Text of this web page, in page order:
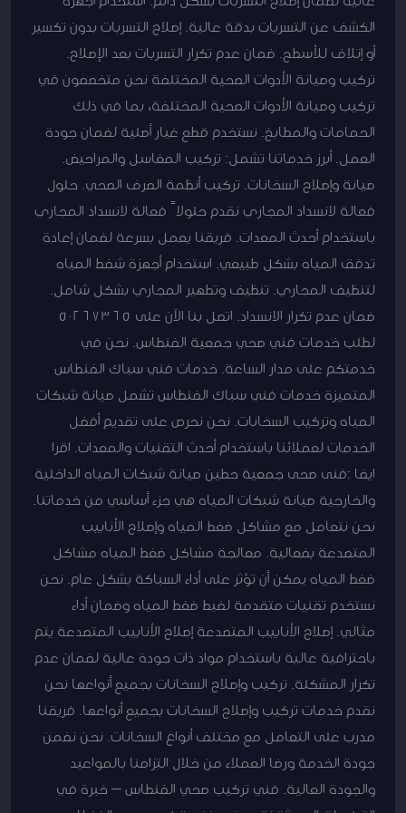
الكشف عن التسربات بدقة عالية. إصلاح التسربات بدون تكسير
أو إتلاف للأسطح. ضمان عدم تكرار التسربات بعد الإصلاح.
تركيب وصيانة الأدوات الصحية المختلفة نحن متخصصون في
تركيب وصيانة الأدوات الصحية المختلفة، بما في ذلك
الحمامات والمطابخ. نستخدم قطع غيار أصلية لضمان جودة
العمل. أبرز خدماتنا تشمل: تركيب المغاسل والمراحيض.
صيانة وإصلاح السخانات. تركيب أنظمة الصرف الصحي. حلول
فعالة لانسداد المجاري نقدم حلولاً فعالة لانسداد المجاري
باستخدام أحدث المعدات. فريقنا يعمل بسرعة لضمان إعادة
تدفق المياه بشكل طبيعي. استخدام أجهزة شفط المياه
لتنظيف المجاري. تنظيف وتطهير المجاري بشكل شامل.
ضمان عدم تكرار الانسداد. اتصل بنا الآن على 50267365
لطلب خدمات فني صحي جمعية الفنطاس. نحن في
خدمتكم على مدار الساعة. خدمات فني سباك الفنطاس
المتميزة خدمات فني سباك الفنطاس تشمل صيانة شبكات
المياه وتركيب السخانات. نحن نحرص على تقديم أفضل
الخدمات لعملائنا باستخدام أحدث التقنيات والمعدات. اقرا
ايضا :فنى صحى جمعية حطين صيانة شبكات المياه الداخلية
والخارجية صيانة شبكات المياه هي جزء أساسي من خدماتنا.
نحن نتعامل مع مشاكل ضغط المياه وإصلاح الأنابيب
المتصدعة بفعالية. معالجة مشاكل ضغط المياه مشاكل
ضغط المياه يمكن أن تؤثر على أداء السباكة بشكل عام. نحن
نستخدم تقنيات متقدمة لضبط ضغط المياه وضمان أداء
مثالي. إصلاح الأنابيب المتصدعة إصلاح الأنابيب المتصدعة يتم
باحترافية عالية باستخدام مواد ذات جودة عالية لضمان عدم
تكرار المشكلة. تركيب وإصلاح السخانات بجميع أنواعها نحن
نقدم خدمات تركيب وإصلاح السخانات بجميع أنواعها. فريقنا
مدرب على التعامل مع مختلف أنواع السخانات. نحن نضمن
جودة الخدمة ورضا العملاء من خلال التزامنا بالمواعيد
والجودة العالية. فني تركيب صحي الفنطاس – خبرة في